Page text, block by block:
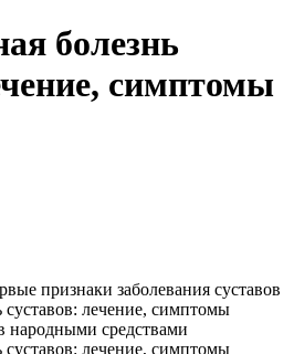
болезнь
симптомы
признаки заболевания суставов
народными средствами